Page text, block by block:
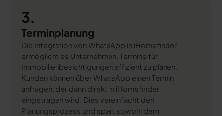
3.
Terminplanung
Die Integration von WhatsApp in iHomefinder
ermöglicht es Unternehmen, Termine für
Immobilienbesichtigungen effizient zu planen.
Kunden können über WhatsApp einen Termin
anfragen, der dann direkt in iHomefinder
eingetragen wird. Dies vereinfacht den
Planungsprozess und spart sowohl dem